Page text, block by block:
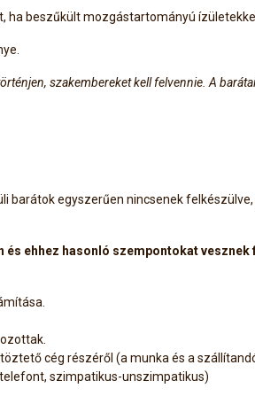
ha beszűkült mozgástartományú
szakembereket kell felvennie. A
egyszerűen nincsenek
ehhez hasonló szempontokat
cég részéről (a munka és a
szimpatikus-unszimpatikus)